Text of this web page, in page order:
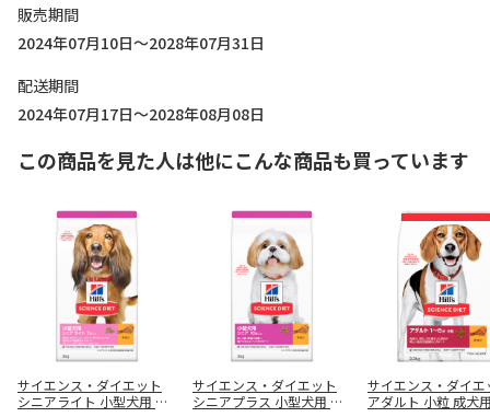
販売期間
2024年07月10日～2028年07月31日
配送期間
2024年07月17日～2028年08月08日
この商品を見た人は他にこんな商品も買っています
サイエンス・ダイエット
シニアライト 小型犬用 肥
サイエンス・ダイエット
シニアプラス 小型犬用 高
サイエンス・ダイエ
アダルト 小粒 成犬